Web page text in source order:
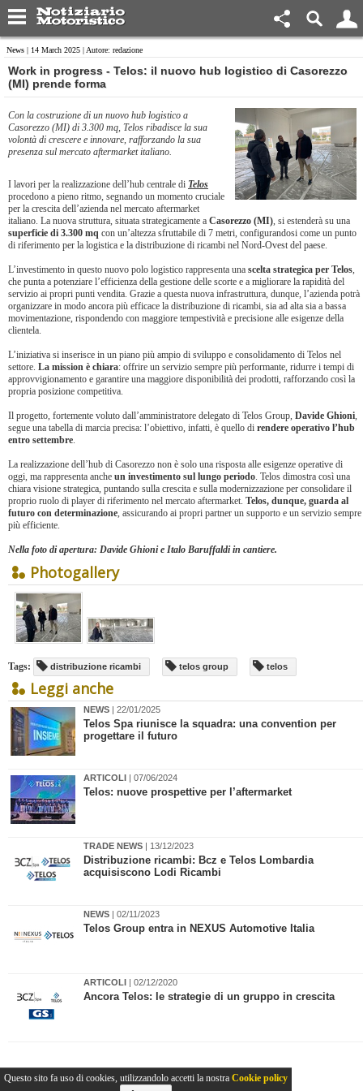
News | 14 March 2025 | Autore: redazione
​Work in progress - Telos: il nuovo hub logistico di Casorezzo
(MI) prende forma
Con la costruzione di un nuovo hub logistico a
Casorezzo (MI) di 3.300 mq, Telos ribadisce la sua
volontà di crescere e innovare, rafforzando la sua
presenza sul mercato aftermarket italiano.
I lavori per la realizzazione dell’hub centrale di Telos
procedono a pieno ritmo, segnando un momento cruciale
per la crescita dell’azienda nel mercato aftermarket
italiano. La nuova struttura, situata strategicamente a Casorezzo (MI), si estenderà su una
superficie di 3.300 mq con un’altezza sfruttabile di 7 metri, configurandosi come un punto
di riferimento per la logistica e la distribuzione di ricambi nel Nord-Ovest del paese.
L’investimento in questo nuovo polo logistico rappresenta una scelta strategica per Telos,
che punta a potenziare l’efficienza della gestione delle scorte e a migliorare la rapidità del
servizio ai propri punti vendita. Grazie a questa nuova infrastruttura, dunque, l’azienda potrà
organizzare in modo ancora più efficace la distribuzione di ricambi, sia ad alta sia a bassa
movimentazione, rispondendo con maggiore tempestività e precisione alle esigenze della
clientela.
L’iniziativa si inserisce in un piano più ampio di sviluppo e consolidamento di Telos nel
settore. La mission è chiara: offrire un servizio sempre più performante, ridurre i tempi di
approvvigionamento e garantire una maggiore disponibilità dei prodotti, rafforzando così la
propria posizione competitiva.
Il progetto, fortemente voluto dall’amministratore delegato di Telos Group, Davide Ghioni,
segue una tabella di marcia precisa: l’obiettivo, infatti, è quello di rendere operativo l’hub
entro settembre.
La realizzazione dell’hub di Casorezzo non è solo una risposta alle esigenze operative di
oggi, ma rappresenta anche un investimento sul lungo periodo. Telos dimostra così una
chiara visione strategica, puntando sulla crescita e sulla modernizzazione per consolidare il
proprio ruolo di player di riferimento nel mercato aftermarket. Telos, dunque, guarda al
futuro con determinazione, assicurando ai propri partner un supporto e un servizio sempre
più efficiente.
Nella foto di apertura: Davide Ghioni e Italo Baruffaldi in cantiere.
Photogallery
Tags: distribuzione ricambi telos group telos
Leggi anche
NEWS | 22/01/2025
​Telos Spa riunisce la squadra: una convention per
progettare il futuro
ARTICOLI | 07/06/2024
​Telos: nuove prospettive per l’aftermarket
TRADE NEWS | 13/12/2023
Distribuzione ricambi: Bcz e Telos Lombardia
acquisiscono Lodi Ricambi
NEWS | 02/11/2023
Telos Group entra in NEXUS Automotive Italia
ARTICOLI | 02/12/2020
Ancora Telos: le strategie di un gruppo in crescita
Questo sito fa uso di cookies, utilizzandolo accetti la nostra Cookie policy